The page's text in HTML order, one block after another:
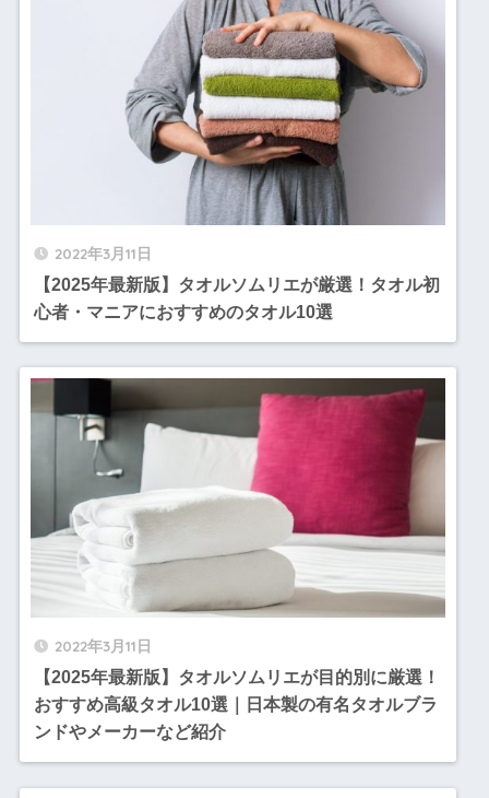
2022年3月11日
【2025年最新版】タオルソムリエが厳選！タオル初
心者・マニアにおすすめのタオル10選
2022年3月11日
【2025年最新版】タオルソムリエが目的別に厳選！
おすすめ高級タオル10選｜日本製の有名タオルブラ
ンドやメーカーなど紹介